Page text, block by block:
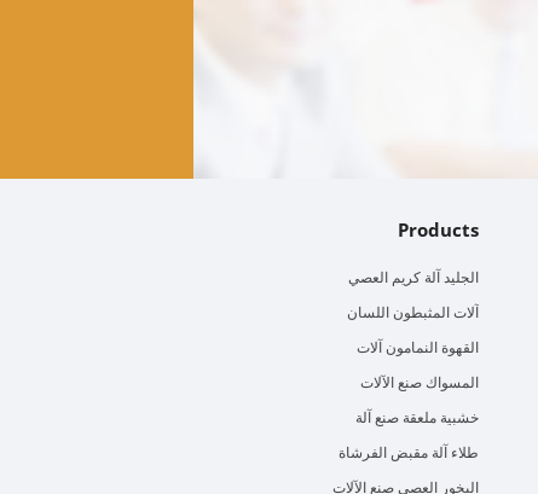
Products
الجليد آلة كريم العصي
آلات المثبطون اللسان
القهوة النمامون آلات
المسواك صنع الآلات
خشبية ملعقة صنع آلة
طلاء آلة مقبض الفرشاة
البخور العصي صنع الآلات